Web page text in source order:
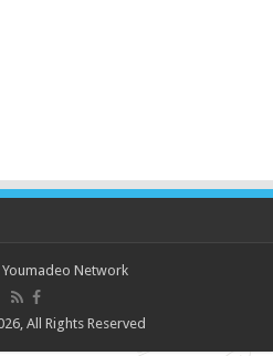
Youmadeo Network
All Rights Reserved